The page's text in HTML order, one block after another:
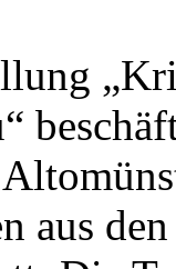
aus